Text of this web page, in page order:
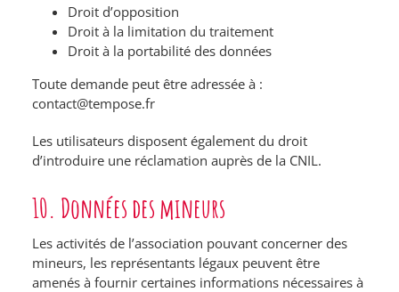
Droit d’opposition
Droit à la limitation du traitement
Droit à la portabilité des données
Toute demande peut être adressée à :
contact@tempose.fr
Les utilisateurs disposent également du droit
d’introduire une réclamation auprès de la CNIL.
10. Données des mineurs
Les activités de l’association pouvant concerner des
mineurs, les représentants légaux peuvent être
amenés à fournir certaines informations nécessaires à